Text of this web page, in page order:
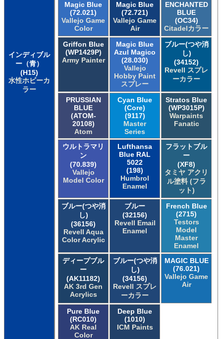
インディブル
ー（青）
(H15)
水性ホビーカ
ラー
Magic Blue
(72.021)
Vallejo Game
Color
Magic Blue
(72.721)
Vallejo Game
Air
ENCHANTED
BLUE
(OC34)
Citadelカラー
Griffon Blue
(WP1429P)
Army Painter
Magic Blue
Azul Magico
(28.030)
Vallejo
Hobby Paint
スプレー
ブルー(つや消
し)
(34152)
Revell スプレ
ーカラー
PRUSSIAN
BLUE
(ATOM-
20108)
Atom
Cyan Blue
(Core)
(9117)
Master
Series
Stratos Blue
(WP3015P)
Warpaints
Fanatic
ウルトラマリ
ン
(70.839)
Vallejo
Model Color
Lufthansa
Blue RAL
5022
(198)
Humbrol
Enamel
フラットブル
ー
(XF8)
タミヤ アクリ
ル塗料 (フラ
ット)
ブルー(つや消
し)
(36156)
Revell Aqua
Color Acrylic
ブルー
(32156)
Revell Email
Enamel
French Blue
(2715)
Testors
Model
Master
Enamel
ディープブル
ー
(AK11182)
AK 3rd Gen
Acrylics
ブルー(つや消
し)
(34156)
Revell スプレ
ーカラー
MAGIC BLUE
(76.021)
Vallejo Game
Air
Pure Blue
(RC010)
AK Real
Color
Deep Blue
(1010)
ICM Paints